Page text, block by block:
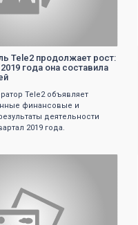
Tele2 продолжает рост:
года она составила
Tele2 объявляет
финансовые и
деятельности
2019 года.